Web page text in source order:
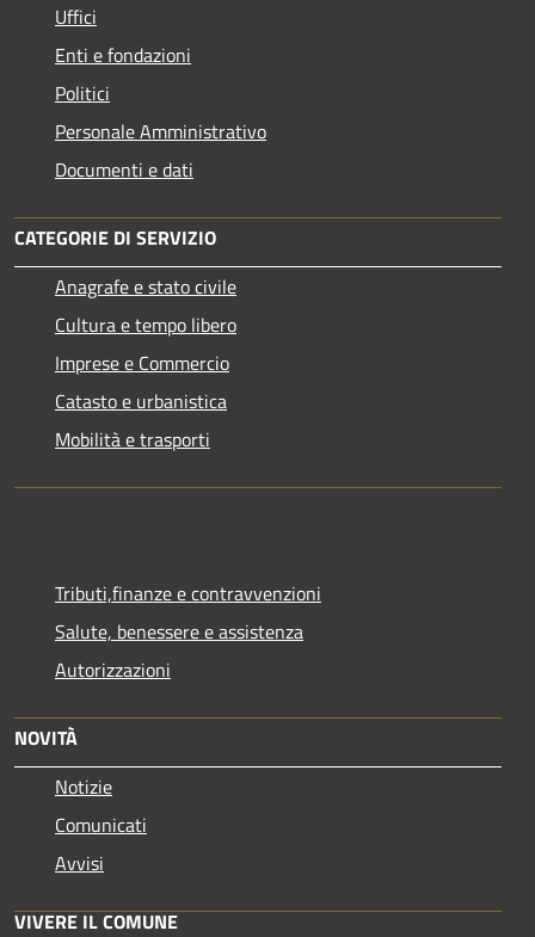
Uffici
Enti e fondazioni
Politici
Personale Amministrativo
Documenti e dati
CATEGORIE DI SERVIZIO
Anagrafe e stato civile
Cultura e tempo libero
Imprese e Commercio
Catasto e urbanistica
Mobilità e trasporti
Tributi,finanze e contravvenzioni
Salute, benessere e assistenza
Autorizzazioni
NOVITÀ
Notizie
Comunicati
Avvisi
VIVERE IL COMUNE